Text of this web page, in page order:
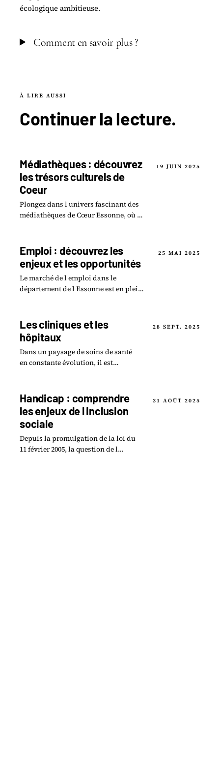
écologique ambitieuse.
Comment en savoir plus ?
À LIRE AUSSI
Continuer lalecture.
Médiathèques : découvrez
les trésors culturels de
Coeur
Plongez dans l univers fascinant des
médiathèques de Cœur Essonne, où la
19 JUIN 2025
Emploi : découvrez les
enjeux et les opportunités
Le marché de l emploi dans le
département de l Essonne est en pleine
25 MAI 2025
Les cliniques et les
hôpitaux
Dans un paysage de soins de santé
en constante évolution, il est
s offrent.
28 SEPT. 2025
Handicap : comprendre
les enjeux de l inclusion
sociale
Depuis la promulgation de la loi du
11 février 2005, la question de l
31 AOÛT 2025